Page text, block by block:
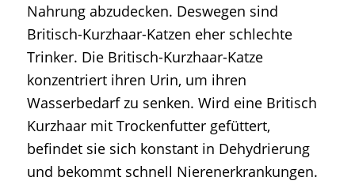
Nahrung abzudecken. Deswegen sind
Britisch-Kurzhaar-Katzen eher schlechte
Trinker. Die Britisch-Kurzhaar-Katze
konzentriert ihren Urin, um ihren
Wasserbedarf zu senken. Wird eine Britisch
Kurzhaar mit Trockenfutter gefüttert,
befindet sie sich konstant in Dehydrierung
und bekommt schnell Nierenerkrankungen.